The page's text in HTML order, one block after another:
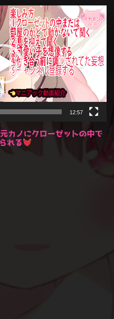
12:57
カノにクローゼットの中で
れる